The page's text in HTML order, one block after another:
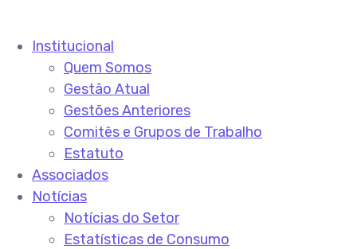
Institucional
Quem Somos
Gestão Atual
Gestões Anteriores
Comitês e Grupos de Trabalho
Estatuto
Associados
Notícias
Notícias do Setor
Estatísticas de Consumo